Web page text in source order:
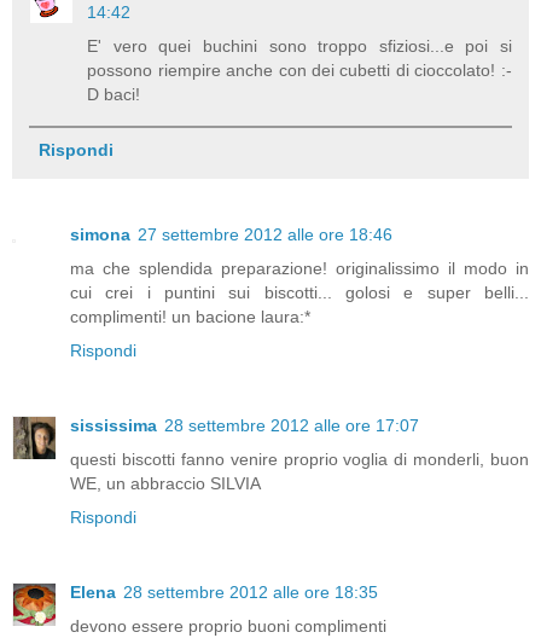
14:42
E' vero quei buchini sono troppo sfiziosi...e poi si
possono riempire anche con dei cubetti di cioccolato! :-
D baci!
Rispondi
simona 27 settembre 2012 alle ore 18:46
ma che splendida preparazione! originalissimo il modo in
cui crei i puntini sui biscotti... golosi e super belli...
complimenti! un bacione laura:*
Rispondi
sississima 28 settembre 2012 alle ore 17:07
questi biscotti fanno venire proprio voglia di monderli, buon
WE, un abbraccio SILVIA
Rispondi
Elena 28 settembre 2012 alle ore 18:35
devono essere proprio buoni complimenti